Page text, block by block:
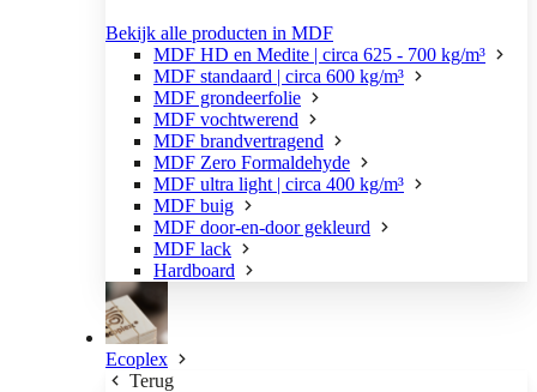
Bekijk alle producten in MDF
MDF HD en Medite | circa 625 - 700 kg/m³
MDF standaard | circa 600 kg/m³
MDF grondeerfolie
MDF vochtwerend
MDF brandvertragend
MDF Zero Formaldehyde
MDF ultra light | circa 400 kg/m³
MDF buig
MDF door-en-door gekleurd
MDF lack
Hardboard
Ecoplex
Terug